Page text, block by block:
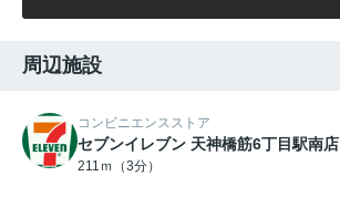
周辺施設
コンビニエンスストア
セブンイレブン 天神橋筋6丁目駅南店
211ｍ（3分）